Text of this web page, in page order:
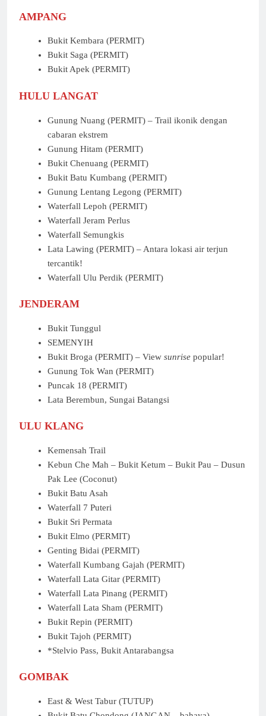
AMPANG
Bukit Kembara (PERMIT)
Bukit Saga (PERMIT)
Bukit Apek (PERMIT)
HULU LANGAT
Gunung Nuang (PERMIT) – Trail ikonik dengan
cabaran ekstrem
Gunung Hitam (PERMIT)
Bukit Chenuang (PERMIT)
Bukit Batu Kumbang (PERMIT)
Gunung Lentang Legong (PERMIT)
Waterfall Lepoh (PERMIT)
Waterfall Jeram Perlus
Waterfall Semungkis
Lata Lawing (PERMIT) – Antara lokasi air terjun
tercantik!
Waterfall Ulu Perdik (PERMIT)
JENDERAM
Bukit Tunggul
SEMENYIH
Bukit Broga (PERMIT) – View sunrisepopular!
Gunung Tok Wan (PERMIT)
Puncak 18 (PERMIT)
Lata Berembun, Sungai Batangsi
ULU KLANG
Kemensah Trail
Kebun Che Mah – Bukit Ketum – Bukit Pau – Dusun
Pak Lee (Coconut)
Bukit Batu Asah
Waterfall 7 Puteri
Bukit Sri Permata
Bukit Elmo (PERMIT)
Genting Bidai (PERMIT)
Waterfall Kumbang Gajah (PERMIT)
Waterfall Lata Gitar (PERMIT)
Waterfall Lata Pinang (PERMIT)
Waterfall Lata Sham (PERMIT)
Bukit Repin (PERMIT)
Bukit Tajoh (PERMIT)
*Stelvio Pass, Bukit Antarabangsa
GOMBAK
East & West Tabur (TUTUP)